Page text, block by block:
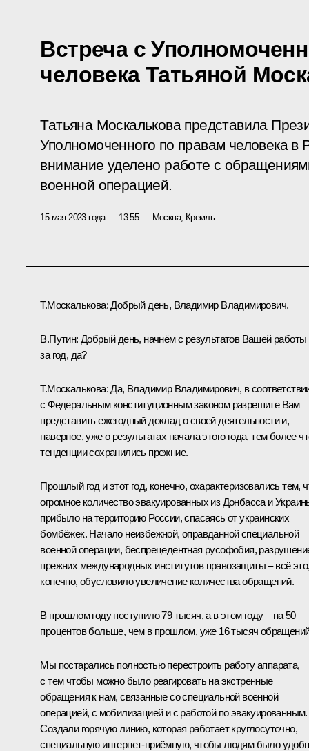
Встреча с
человека Татьяной
Татьяна Москалькова представила
Уполномоченного по правам человека
внимание уделено работе с
военной операцией.
15 мая 2023 года 13:55 Москва, Кремль
Т.Москалькова:Добрый день, Владимир Владимирович.
В.Путин: Добрый день, начнём с результатов Вашей работы
за год, да?
Т.Москалькова:Да, Владимир Владимирович, в
с Федеральным конституционным законом разрешите Вам
представить ежегодный доклад о своей деятельности и,
наверное, уже о результатах начала этого года, тем более
тенденции сохранились прежние.
Прошлый год и этот год, конечно, охарактеризовались тем,
огромное количество эвакуированных из Донбасса и
прибыло на территорию России, спасаясь от украинских
бомбёжек. Начало неизбежной, оправданной специальной
военной операции, беспрецедентная русофобия,
прежних международных институтов правозащиты – всё
конечно, обусловило увеличение количества обращений.
В прошлом году поступило 79 тысяч, а в этом году – на 50
процентов больше, чем в прошлом, уже 16 тысяч
Мы постарались полностью перестроить работу аппарата,
с тем чтобы можно было реагировать на экстренные
обращения к нам, связанные со специальной военной
операцией, с мобилизацией и с работой по эвакуированным.
Создали горячую линию, которая работает круглосуточно,
специальную интернет-приёмную, чтобы людям было